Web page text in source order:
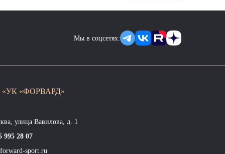
Мы в соцсетях:
«ФОРВАРД»
улица Вавилова, д. 1
995 28 07
sport.ru